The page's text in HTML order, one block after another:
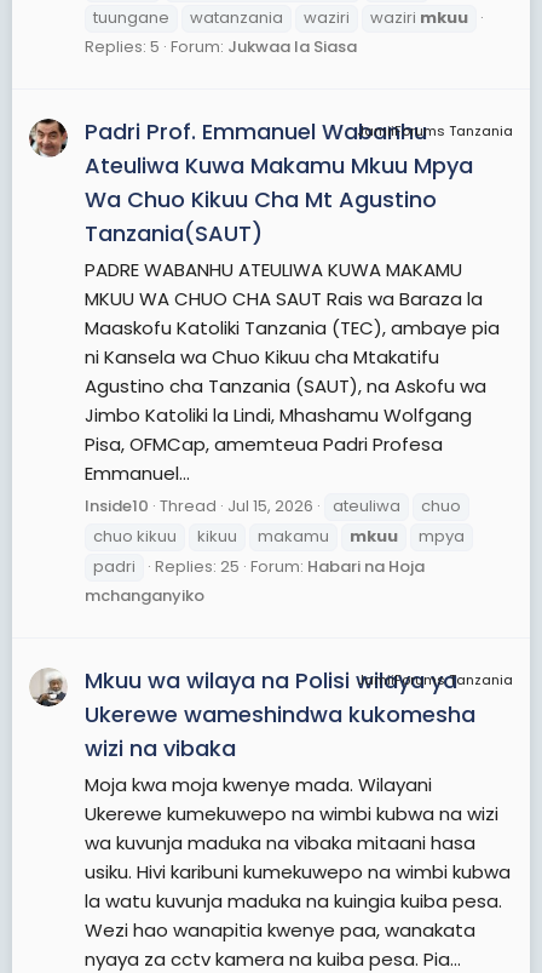
tuungane
watanzania waziri waziri mkuu
Replies: 5 Forum: Jukwaa la Siasa
JamiiForums Tanzania
Padri Prof. Emmanuel Wabanhu
Ateuliwa Kuwa Makamu Mkuu Mpya
Wa Chuo Kikuu Cha Mt Agustino
Tanzania(SAUT)
PADRE WABANHU ATEULIWA KUWA MAKAMU
MKUU WA CHUO CHA SAUT Rais wa Baraza la
Maaskofu Katoliki Tanzania (TEC), ambaye pia
ni Kansela wa Chuo Kikuu cha Mtakatifu
Agustino cha Tanzania (SAUT), na Askofu wa
Jimbo Katoliki la Lindi, Mhashamu Wolfgang
Pisa, OFMCap, amemteua Padri Profesa
Emmanuel...
Inside10 Thread Jul 15, 2026 ateuliwa
chuo
chuo kikuu
kikuu makamu mkuu
mpya
padri
Replies: 25 Forum: Habari na Hoja
mchanganyiko
JamiiForums Tanzania
Mkuu wa wilaya na Polisi wilaya ya
Ukerewe wameshindwa kukomesha
wizi na vibaka
Moja kwa moja kwenye mada. Wilayani
Ukerewe kumekuwepo na wimbi kubwa na wizi
wa kuvunja maduka na vibaka mitaani hasa
usiku. Hivi karibuni kumekuwepo na wimbi kubwa
la watu kuvunja maduka na kuingia kuiba pesa.
Wezi hao wanapitia kwenye paa, wanakata
nyaya za cctv kamera na kuiba pesa. Pia...